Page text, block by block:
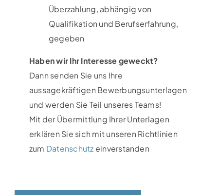
Überzahlung, abhängig von
Qualifikation und Berufserfahrung,
gegeben
Haben wir Ihr Interesse geweckt?
Dann senden Sie uns Ihre
aussagekräftigen Bewerbungsunterlagen
und werden Sie Teil unseres Teams!
Mit der Übermittlung Ihrer Unterlagen
erklären Sie sich mit unseren Richtlinien
zum Datenschutz einverstanden